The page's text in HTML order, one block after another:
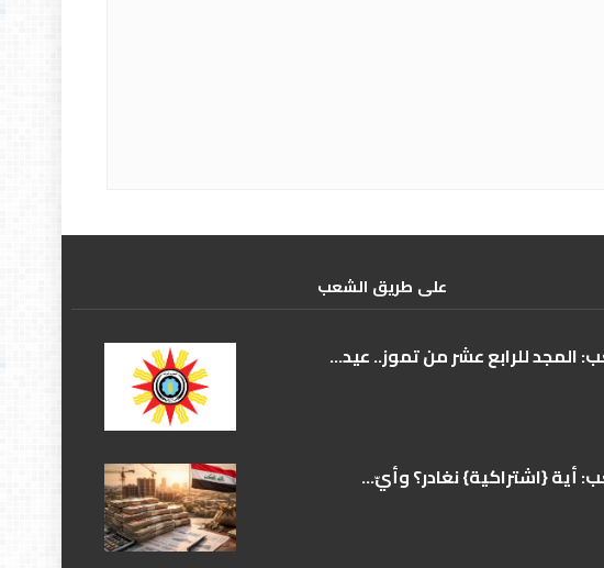
علی طریق الشعب
المجد للرابع عشر من تموز.. عيد...
أية {اشتراكية} نغادر؟ وأيّ...